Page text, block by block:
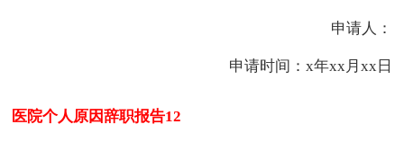
申请人：
申请时间：x年xx月xx日
医院个人原因辞职报告12